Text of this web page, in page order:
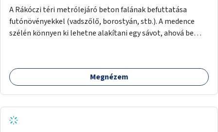
A Rákóczi téri metrólejáró beton falának befuttatása
futónövényekkel (vadszőlő, borostyán, stb.). A medence
szélén könnyen ki lehetne alakítani egy sávot, ahová be
Megnézem